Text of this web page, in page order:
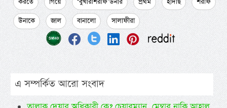
উনাকে
জাল বানালো সালাফীরা
এ সম্পর্কিত আরো সংবাদ